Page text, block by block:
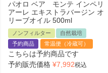
パオロ ベア モンテ インペリ
アーレ エキストラバージン オ
リーブオイル 500ml
ノンフィルター
自然栽培
予約商品
常温便（冷蔵可）
こちらは予約商品です
予約販売価格 ¥7,992税込